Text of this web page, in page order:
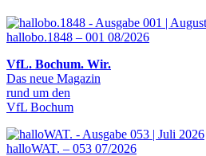
hallobo.1848 – 001 08/2026
VfL. Bochum. Wir.
Das neue Magazin
rund um den
VfL Bochum
halloWAT. – 053 07/2026